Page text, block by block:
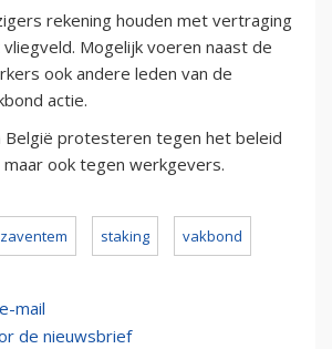
rekening houden met vertraging
Mogelijk voeren naast de
ook andere leden van de
actie.
België protesteren tegen het beleid
ook tegen werkgevers.
zaventem staking vakbond
mail
de nieuwsbrief